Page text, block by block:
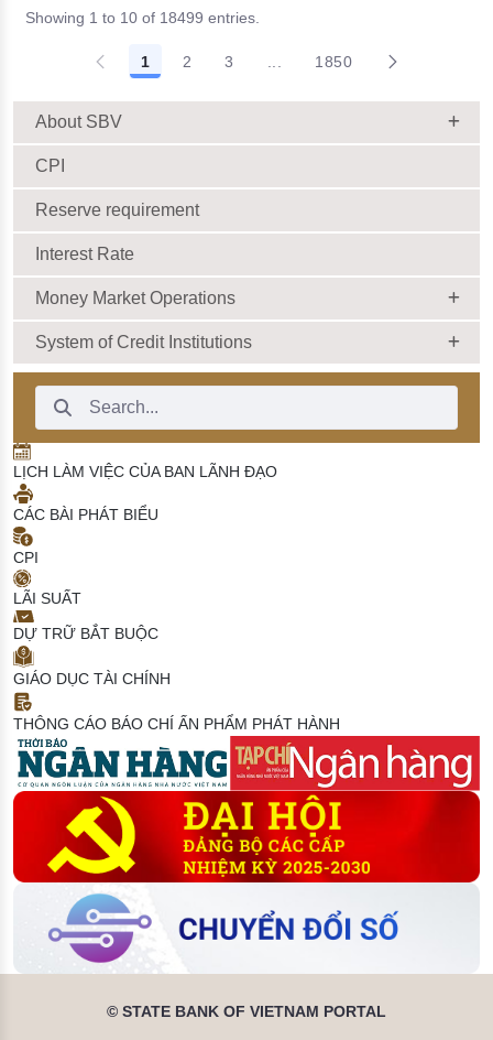
Showing 1 to 10 of 18499 entries.
1 2 3 ... 1850
About SBV
CPI
Reserve requirement
Interest Rate
Money Market Operations
System of Credit Institutions
Search Bar
LỊCH LÀM VIỆC CỦA BAN LÃNH ĐẠO
CÁC BÀI PHÁT BIỂU
CPI
LÃI SUẤT
DỰ TRỮ BẮT BUỘC
GIÁO DỤC TÀI CHÍNH
THÔNG CÁO BÁO CHÍ ẤN PHẨM PHÁT HÀNH
© STATE BANK OF VIETNAM PORTAL